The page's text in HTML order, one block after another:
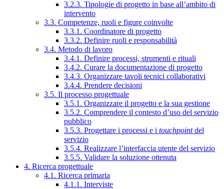
3.2.3. Tipologie di progetto in base all’ambito di
intervento
3.3. Competenze, ruoli e figure coinvolte
3.3.1. Coordinatore di progetto
3.3.2. Definire ruoli e responsabilità
3.4. Metodo di lavoro
3.4.1. Definire processi, strumenti e rituali
3.4.2. Curare la documentazione di progetto
3.4.3. Organizzare tavoli tecnici collaborativi
3.4.4. Prendere decisioni
3.5. Il processo progettuale
3.5.1. Organizzare il progetto e la sua gestione
3.5.2. Comprendere il contesto d’uso del servizio
pubblico
3.5.3. Progettare i processi e i touchpointdel
servizio
3.5.4. Realizzare l’interfaccia utente del servizio
3.5.5. Validare la soluzione ottenuta
4. Ricerca progettuale
4.1. Ricerca primaria
4.1.1. Interviste